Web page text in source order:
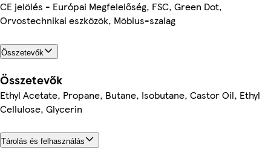
CE jelölés - Európai Megfelelőség, FSC, Green Dot,
Orvostechnikai eszközök, Möbius-szalag
Összetevők
Összetevők
Ethyl Acetate, Propane, Butane, Isobutane, Castor Oil, Ethyl
Cellulose, Glycerin
Tárolás és felhasználás